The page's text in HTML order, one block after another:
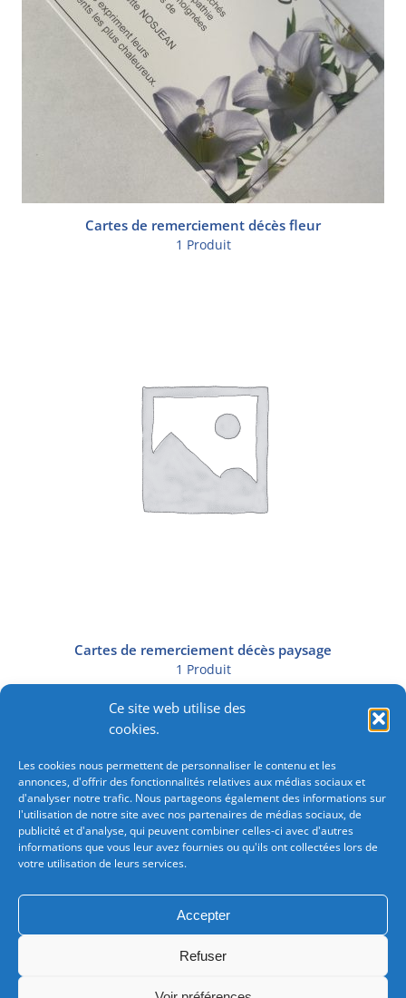
Ce site web utilise des
cookies.
Les cookies nous permettent de personnaliser le contenu et les
annonces, d'offrir des fonctionnalités relatives aux médias sociaux et
d'analyser notre trafic. Nous partageons également des informations sur
l'utilisation de notre site avec nos partenaires de médias sociaux, de
publicité et d'analyse, qui peuvent combiner celles-ci avec d'autres
informations que vous leur avez fournies ou qu'ils ont collectées lors de
votre utilisation de leurs services.
Accepter
Refuser
Cartes de remerciement décès fleur
1 Produit
Cartes de remerciement décès paysage
1 Produit
Cartes de remerciement décès religion
pour bénéficiez de tarifications avantageuses.
Chez Imprimerie Leonard : Vos avis comptent pour nous!